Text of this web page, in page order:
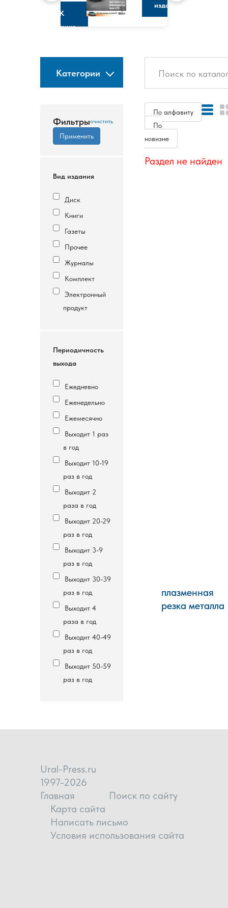
плазменная
резка металла
плазменная
резка металла
К
изданию
изданию
Категории
Фильтры
Вид издания
Диск
Книги
Газеты
Прочее
Журналы
Комплект
Электронный
продукт
Периодичность
выхода
Ежедневно
Еженедельно
Ежемесячно
Выходит 1 раз
в год
Выходит 10-19
раз в год
Выходит 2
раза в год
Выходит 20-29
раз в год
Выходит 3-9
раз в год
Выходит 30-39
раз в год
Выходит 4
раза в год
Выходит 40-49
раз в год
Выходит 50-59
раз в год
По алфавиту
По
новизне
Раздел не найден
Ural-Press.ru
1997-2026
Главная
Поиск по сайту
Карта сайта
Написать письмо
Условия использования сайта